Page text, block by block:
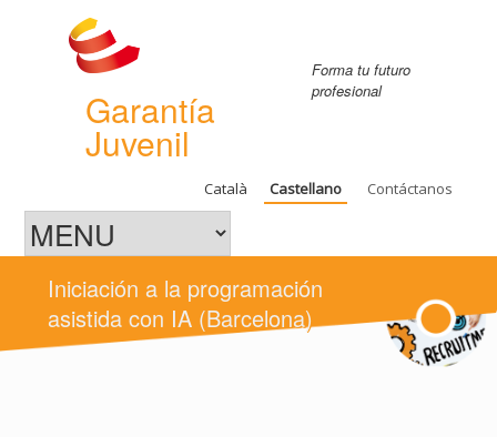
Garantía
Juvenil
Forma tu futuro
profesional
Català Castellano Contáctanos
Iniciación a la programación
asistida con IA (Barcelona)